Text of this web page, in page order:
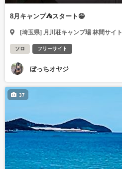
8月キャンプ⛺️スタート😁
[埼玉県] 月川荘キャンプ場 林間サイト
ソロ フリーサイト
ぼっちオヤジ
37